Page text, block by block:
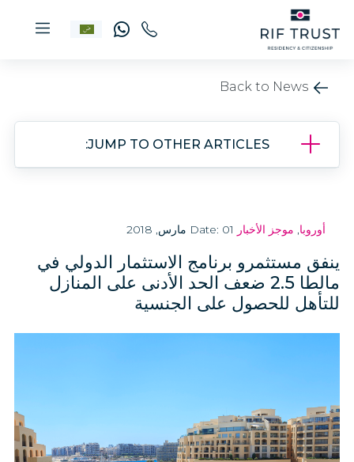
JUMP TO OTHER ARTICLES:
أوروبا, موجز الأخبار
ينفق مستثمرو برنامج الاستثمار الدولي في
مالطا 2.5 ضعف الحد الأدنى على المنازل
للتأهل للحصول على الجنسية